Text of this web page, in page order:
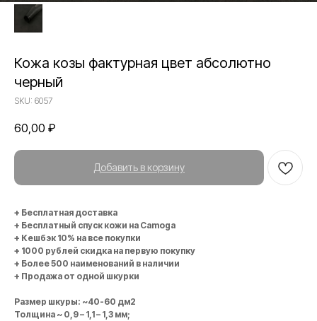
Кожа козы фактурная цвет абсолютно
черный
SKU: 6057
60,00 ₽
Добавить в корзину
+ Бесплатная доставка
+ Бесплатный спуск кожи на Camoga
+ Кешбэк 10% на все покупки
+ 1000 рублей скидка на первую покупку
+ Более 500 наименований в наличии
+ Продажа от одной шкурки
Размер шкуры: ~40-60 дм2
Толщина ~ 0,9 – 1,1 – 1,3 мм;